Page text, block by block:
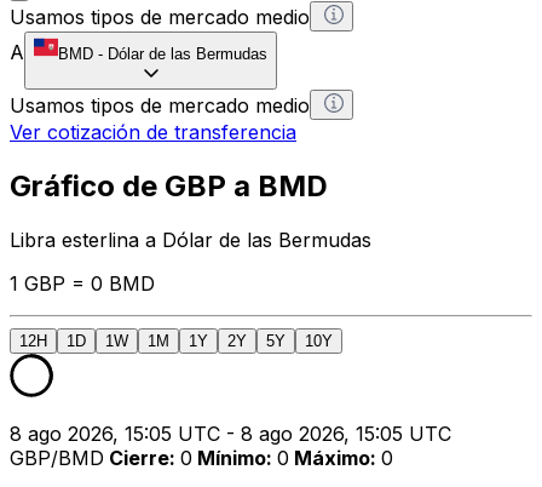
Usamos tipos de mercado medio
A
BMD - Dólar de las Bermudas
Usamos tipos de mercado medio
Ver cotización de transferencia
Gráfico de GBP a BMD
Libra esterlina a Dólar de las Bermudas
1 GBP = 0 BMD
12H 1D 1W 1M 1Y 2Y 5Y 10Y
8 ago 2026, 15:05 UTC - 8 ago 2026, 15:05 UTC
GBP/BMD Cierre: 0 Mínimo: 0 Máximo: 0